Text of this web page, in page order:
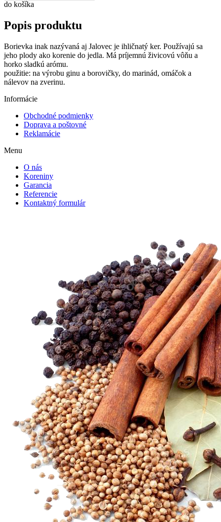
do košíka
Popis produktu
Borievka inak nazývaná aj Jalovec je ihličnatý ker. Používajú sa
jeho plody ako korenie do jedla. Má príjemnú živicovú vôňu a
horko sladkú arómu.
použitie: na výrobu ginu a borovičky, do marinád, omáčok a
nálevov na zverinu.
Informácie
Obchodné podmienky
Doprava a poštovné
Reklamácie
Menu
O nás
Koreniny
Garancia
Referencie
Kontaktný formulár